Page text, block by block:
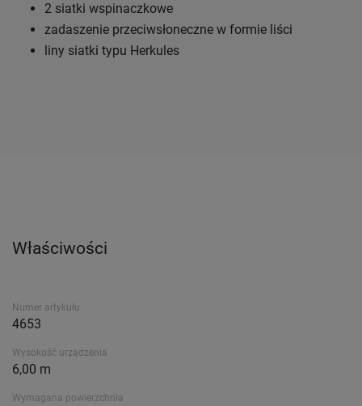
2 siatki wspinaczkowe
zadaszenie przeciwsłoneczne w formie liści
liny siatki typu Herkules
Właściwości
Numer artykułu
4653
Wysokość urządzenia
6,00 m
Wymagana powierzchnia